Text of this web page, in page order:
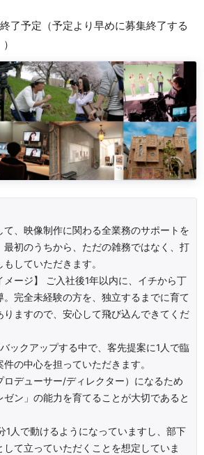
了予定（予定より早めに募集終了する
、映像制作に関わる全業務のサポートを
最初のうちから、ただの雑務ではなく、打
していただきます。
メージ】 ご入社後1年以内に、イチから丁
完全未経験の方を、独立するまでに育て
りますので、安心して飛び込んできてくだ
ックアップする中で、客先提案に1人で臨
の中心を担っていただきます。
ロデューサー/ディレクター）になるため
ン」の能力を育てることが大切であると
1人で動けるようになっていますし、部下
て立っていただくことを想定していま